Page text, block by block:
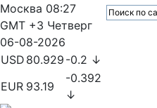
Москва 08:27
GMT +3 Четверг
06-08-2026
USD 80.929 -0.2 ↓
EUR 93.19
-0.392
↓